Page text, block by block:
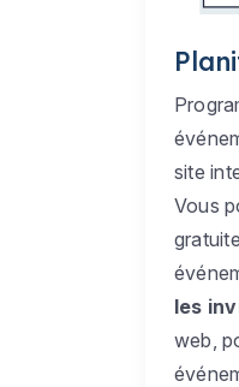
site
Vous
les
web,